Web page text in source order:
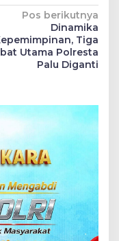
Pos berikutnya
Dinamika
Tiga
Utama Polresta
Palu Diganti